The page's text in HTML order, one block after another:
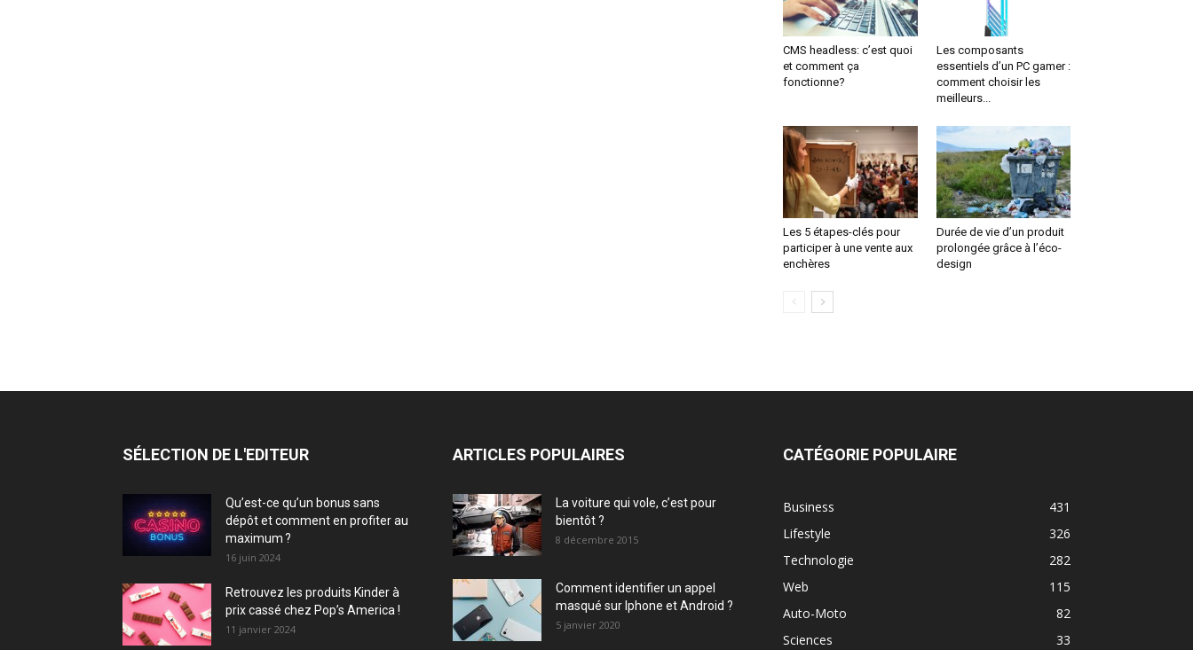
CMS headless: c’est quoi
et comment ça
fonctionne?
Les composants
essentiels d’un PC gamer :
comment choisir les
meilleurs...
Les 5 étapes-clés pour
participer à une vente aux
enchères
Durée de vie d’un produit
prolongée grâce à l’éco-
design
SÉLECTION DE L'EDITEUR
Qu’est-ce qu’un bonus sans
dépôt et comment en profiter au
maximum ?
16 juin 2024
Retrouvez les produits Kinder à
prix cassé chez Pop’s America !
11 janvier 2024
ARTICLES POPULAIRES
La voiture qui vole, c’est pour
bientôt ?
8 décembre 2015
Comment identifier un appel
masqué sur Iphone et Android ?
5 janvier 2020
CATÉGORIE POPULAIRE
Business
431
Lifestyle
326
Technologie
282
Web
115
Auto-Moto
82
Sciences
33